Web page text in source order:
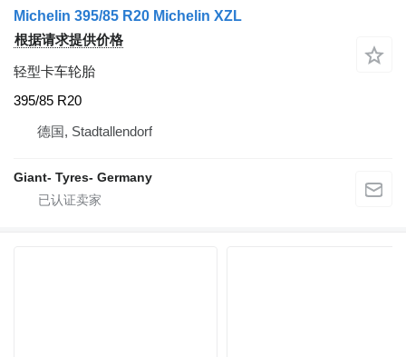
Michelin 395/85 R20 Michelin XZL
根据请求提供价格
轻型卡车轮胎
395/85 R20
德国, Stadtallendorf
Giant- Tyres- Germany